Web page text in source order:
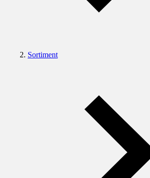
Sortiment